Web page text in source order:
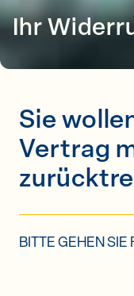
Ihr
Sie
Vertrag
BITTE GEHEN SIE